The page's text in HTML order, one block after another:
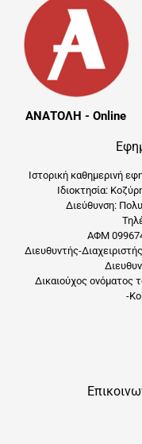
ΑΝΑΤΟΛΗ - Online
Ιστορική καθημερινή
Ιδιοκτησία:
Διεύθυνση:
ΑΦΜ
Διευθυντής-
Δικαιούχος ονόματος
-